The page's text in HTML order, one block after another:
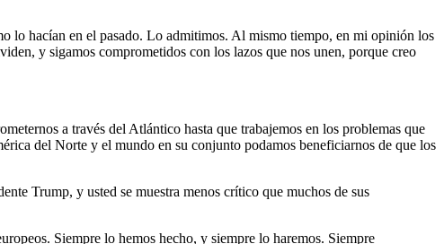
lo hacían en el pasado. Lo admitimos. Al mismo tiempo, en mi opinión los
y sigamos comprometidos con los lazos que nos unen, porque creo
a través del Atlántico hasta que trabajemos en los problemas que
del Norte y el mundo en su conjunto podamos beneficiarnos de que los
Trump, y usted se muestra menos crítico que muchos de sus
Siempre lo hemos hecho, y siempre lo haremos. Siempre